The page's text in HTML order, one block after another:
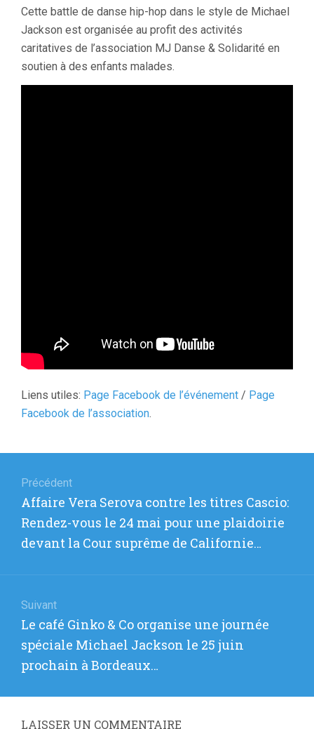
Cette battle de danse hip-hop dans le style de Michael
Jackson est organisée au profit des activités
caritatives de l’association MJ Danse & Solidarité en
soutien à des enfants malades.
Liens utiles: Page Facebook de l’événement / Page
Facebook de l’association.
de
l’article
Précédent
Article
précédent
Affaire Vera Serova contre les titres Cascio:
Rendez-vous le 24 mai pour une plaidoirie
devant la Cour suprême de Californie…
Suivant
Article
suivant
Le café Ginko & Co organise une journée
spéciale Michael Jackson le 25 juin
prochain à Bordeaux…
LAISSER UN COMMENTAIRE